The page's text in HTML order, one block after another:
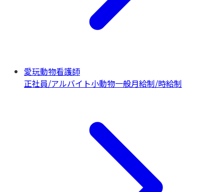
愛玩動物看護師
正社員/アルバイト小動物一般月給制/時給制